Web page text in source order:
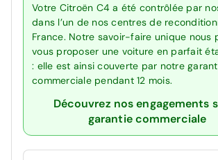
Votre Citroën C4 a été contrôlée par
dans l’un de nos centres de
France. Notre savoir-faire unique nous
vous proposer une voiture en parfait
: elle est ainsi couverte par notre
commerciale pendant 12 mois.
Découvrez nos engagements
garantie commerciale